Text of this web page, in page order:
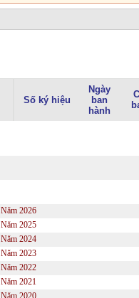
Số ký hiệu
Ngày
ban
hành
Năm 2026
Năm 2025
Năm 2024
Năm 2023
Năm 2022
Năm 2021
Năm 2020